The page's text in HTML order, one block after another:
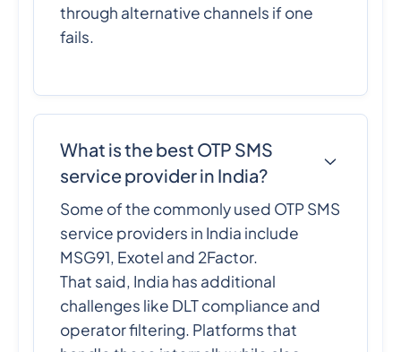
through alternative channels if one
fails.
What is the best OTP SMS
service provider in India?
Some of the commonly used OTP SMS
service providers in India include
MSG91, Exotel and 2Factor.
That said, India has additional
challenges like DLT compliance and
operator filtering. Platforms that